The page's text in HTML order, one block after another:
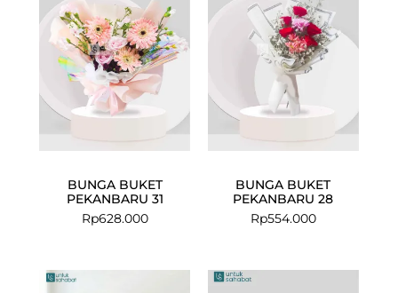
BUNGA BUKET
PEKANBARU 31
Rp628.000
BUNGA BUKET
PEKANBARU 28
Rp554.000